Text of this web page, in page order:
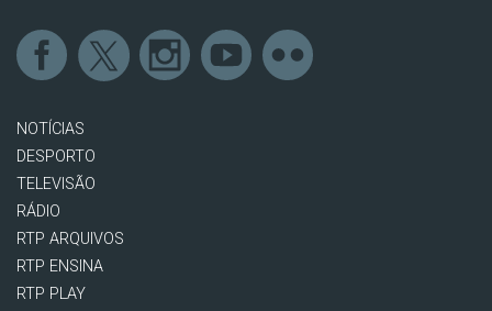
NOTÍCIAS
DESPORTO
TELEVISÃO
RÁDIO
RTP ARQUIVOS
RTP ENSINA
RTP PLAY